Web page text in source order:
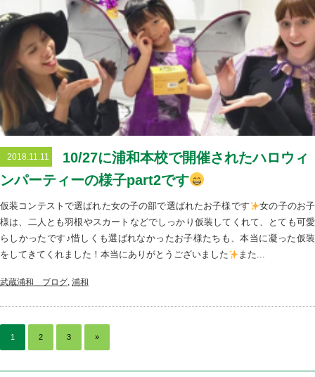
2018.11.11
10/27に浦和本校で開催されたハロウィ
ンパーティーの様子part2です
仮装コンテストで選ばれた女の子の部で選ばれたお子様です
女の子のお子
様は、二人とも羽根やスカートなどでしっかり仮装してくれて、とても可愛
らしかったです♪惜しくも選ばれなかったお子様たちも、本当に凝った仮装
をしてきてくれました！本当にありがとうございました
また...
武蔵浦和＿ブログ, 浦和
1 2 3 »